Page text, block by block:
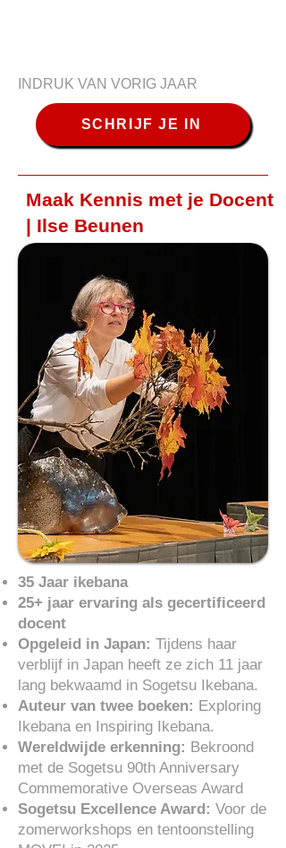
INDRUK VAN VORIG JAAR
SCHRIJF JE IN
Maak Kennis met je Docent
| Ilse Beunen
35 Jaar ikebana
25+ jaar ervaring als gecertificeerd
docent
Opgeleid in Japan: Tijdens haar
verblijf in Japan heeft ze zich 11 jaar
lang bekwaamd in Sogetsu Ikebana.
Auteur van twee boeken: Exploring
Ikebana en Inspiring Ikebana.
Wereldwijde erkenning: Bekroond
met de Sogetsu 90th Anniversary
Commemorative Overseas Award
​Sogetsu Excellence Award: Voor de
zomerworkshops en tentoonstelling